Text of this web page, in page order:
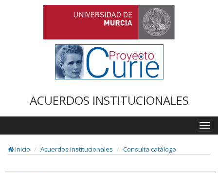
ACUERDOS INSTITUCIONALES
Inicio
Acuerdos institucionales Consulta catálogo